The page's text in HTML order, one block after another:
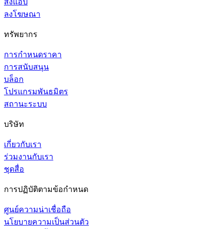
ลงโฆษณา
ทรัพยากร
การกำหนดราคา
การสนับสนุน
บล็อก
โปรแกรมพันธมิตร
สถานะระบบ
บริษัท
เกี่ยวกับเรา
ร่วมงานกับเรา
ชุดสื่อ
การปฏิบัติตามข้อกำหนด
ศูนย์ความน่าเชื่อถือ
นโยบายความเป็นส่วนตัว